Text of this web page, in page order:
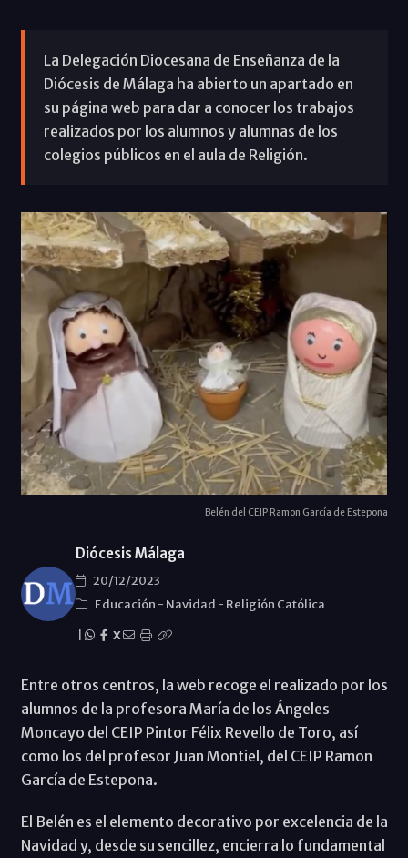
La Delegación Diocesana de Enseñanza de la
Diócesis de Málaga ha abierto un apartado en
su página web para dar a conocer los trabajos
realizados por los alumnos y alumnas de los
colegios públicos en el aula de Religión.
Belén del CEIP Ramon García de Estepona
Diócesis Málaga
20/12/2023
Educación - Navidad - Religión Católica
X
Entre otros centros, la web recoge el realizado por los
alumnos de la profesora María de los Ángeles
Moncayo del CEIP Pintor Félix Revello de Toro, así
como los del profesor Juan Montiel, del CEIP Ramon
García de Estepona.
El Belén es el elemento decorativo por excelencia de la
Navidad y, desde su sencillez, encierra lo fundamental